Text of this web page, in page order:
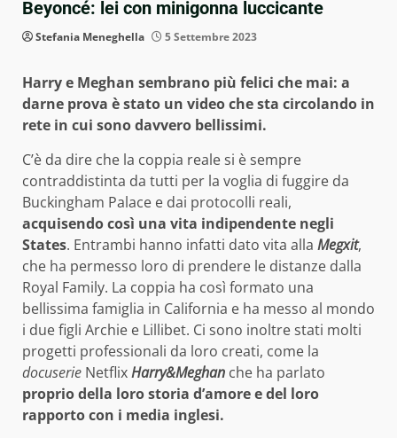
Beyoncé: lei con minigonna luccicante
Stefania Meneghella 5 Settembre 2023
Harry e Meghan sembrano più felici che mai: a
darne prova è stato un video che sta circolando in
rete in cui sono davvero bellissimi.
C’è da dire che la coppia reale si è sempre
contraddistinta da tutti per la voglia di fuggire da
Buckingham Palace e dai protocolli reali,
acquisendo così una vita indipendente negli
States. Entrambi hanno infatti dato vita alla Megxit,
che ha permesso loro di prendere le distanze dalla
Royal Family. La coppia ha così formato una
bellissima famiglia in California e ha messo al mondo
i due figli Archie e Lillibet. Ci sono inoltre stati molti
progetti professionali da loro creati, come la
docuserie NetflixHarry&Meghan che ha parlato
proprio della loro storia d’amore e del loro
rapporto con i media inglesi.